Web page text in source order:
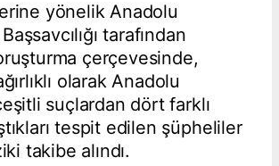
yönelik Anadolu
tarafından
çerçevesinde,
olarak Anadolu
suçlardan dört farklı
tespit edilen şüpheliler
takibe alındı.